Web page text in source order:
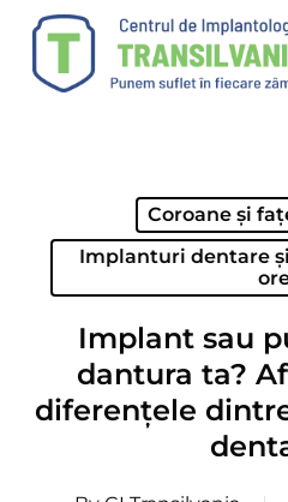
Skip
main
Coroane și
Implanturi dentare
Implant sau
dantura ta?
diferențele